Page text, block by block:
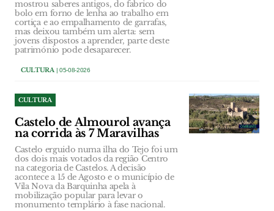
mostrou saberes antigos, do fabrico do
bolo em forno de lenha ao trabalho em
cortiça e ao empalhamento de garrafas,
mas deixou também um alerta: sem
jovens dispostos a aprender, parte deste
património pode desaparecer.
CULTURA| 05-08-2026
CULTURA
Castelo de Almourol avança
na corrida às 7 Maravilhas
Castelo erguido numa ilha do Tejo foi um
dos dois mais votados da região Centro
na categoria de Castelos. A decisão
acontece a 15 de Agosto e o município de
Vila Nova da Barquinha apela à
mobilização popular para levar o
monumento templário à fase nacional.